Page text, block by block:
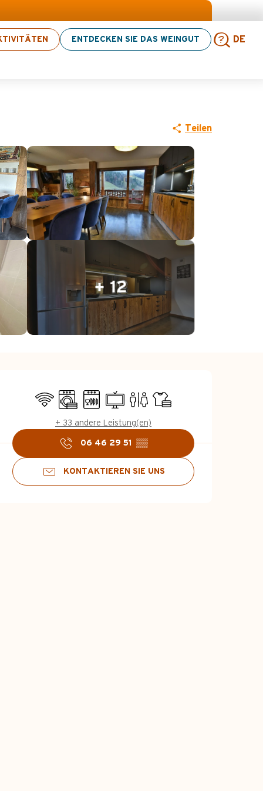
ENTDECKEN SIE DAS WEINGUT DE
> Hier klicken
Teilen
+ 12
Öffnungszeiten
Wi-Fi Waschmaschine
Geschirrspülmaschine
FernsehenToilettenBettwäsche und Laken
+ 33 andere Leistung(en)
06 46 29 51 ▒▒
KONTAKTIEREN SIE UNS